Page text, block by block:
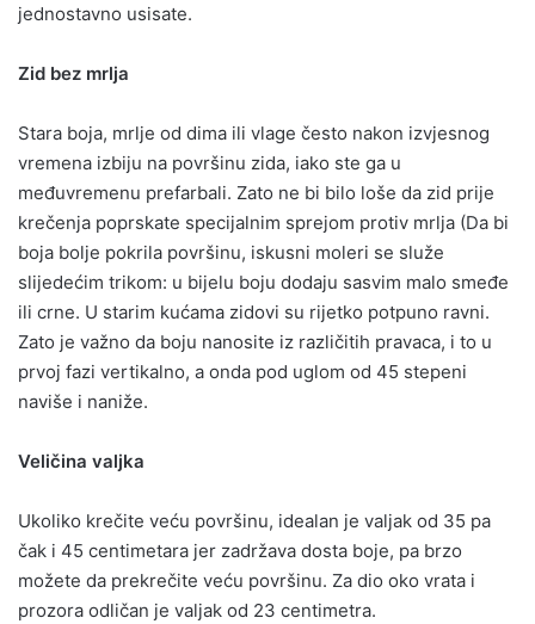
jednostavno usisate.
Zid bez mrlja
Stara boja, mrlje od dima ili vlage često nakon izvjesnog
vremena izbiju na površinu zida, iako ste ga u
međuvremenu prefarbali. Zato ne bi bilo loše da zid prije
krečenja poprskate specijalnim sprejom protiv mrlja (Da bi
boja bolje pokrila površinu, iskusni moleri se služe
slijedećim trikom: u bijelu boju dodaju sasvim malo smeđe
ili crne. U starim kućama zidovi su rijetko potpuno ravni.
Zato je važno da boju nanosite iz različitih pravaca, i to u
prvoj fazi vertikalno, a onda pod uglom od 45 stepeni
naviše i naniže.
Veličina valjka
Ukoliko krečite veću površinu, idealan je valjak od 35 pa
čak i 45 centimetara jer zadržava dosta boje, pa brzo
možete da prekrečite veću površinu. Za dio oko vrata i
prozora odličan je valjak od 23 centimetra.